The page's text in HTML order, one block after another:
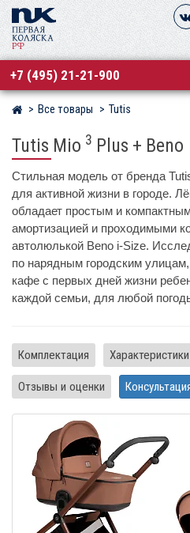
+7 (495) 21-21-900
Магазин детских колясок
Все товары Tutis
Tutis Mio 3 Plus + Beno
Стильная модель от бренда
для активной жизни в городе.
обладает простым и
амортизацией и проходимыми
автолюлькой Beno i-Size.
по нарядным городским
кафе с первых дней жизни
каждой семьи, для любой
Комплектация Характеристики
Отзывы и оценки